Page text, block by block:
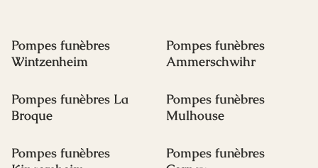
Pompes funèbres
Wintzenheim
Pompes funèbres
Ammerschwihr
Pompes funèbres La
Broque
Pompes funèbres
Mulhouse
Pompes funèbres
Pompes funèbres